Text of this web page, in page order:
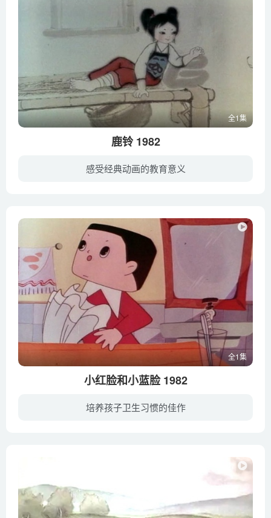
全1集
鹿铃 1982
感受经典动画的教育意义
全1集
小红脸和小蓝脸 1982
培养孩子卫生习惯的佳作